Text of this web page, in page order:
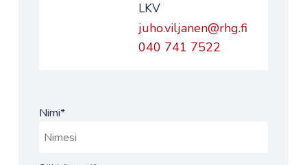
LKV
juho.viljanen@rhg.fi
040 741 7522
Nimi*